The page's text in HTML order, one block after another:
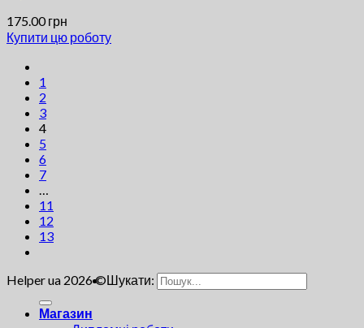
175.00грн
Купити цю роботу
1
2
3
4
5
6
7
…
11
12
13
Helper ua 2026 ©Шукати:
Магазин